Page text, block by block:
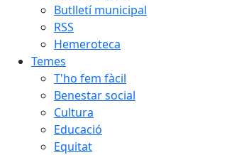
Butlletí municipal
RSS
Hemeroteca
Temes
T'ho fem fàcil
Benestar social
Cultura
Educació
Equitat